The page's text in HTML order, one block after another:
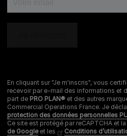
En cliquant sur "Je m'inscris", vous
recevoir par e-mail des informations et
part de PRO PLAN® et des autres
Commercial Operations France. Je
protection des données personnelles
Ce site est protégé par reCAPTCHA et la
de Googleet les Conditions